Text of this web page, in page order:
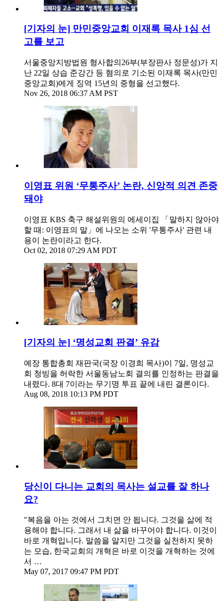
[기자의 눈] 만민중앙교회 이재록 목사 1심 선
고를 보고
서울중앙지방법원 형사합의26부(부장판사 정문성)가 지
난 22일 상습 준강간 등 혐의로 기소된 이재록 목사(만민
중앙교회)에게 징역 15년의 중형을 선고했다.
Nov 26, 2018 06:37 AM PST
이영표 위원 ‘무통주사’ 논란, 신앙적 의견 존중
돼야
이영표 KBS 축구 해설위원의 에세이집 「말하지 않아야
할 때: 이영표의 말」에 나오는 소위 '무통주사' 관련 내
용이 논란이라고 한다.
Oct 02, 2018 07:29 AM PDT
[기자의 눈] ‘명성교회 판결’ 유감
예장 통합총회 재판국(국장 이경희 목사)이 7일, 명성교
회 청빙을 허락한 서울동남노회 결의를 인정하는 판결을
내렸다. 8대 7이라는 무기명 투표 끝에 내린 결론이다.
Aug 08, 2018 10:13 PM PDT
당신이 다니는 교회의 목사는 설교를 잘 하나
요?
"복음을 아는 것에서 그치면 안 됩니다. 그것을 삶에 적
용해야 합니다. 그래서 내 삶을 바꾸어야 합니다. 이것이
바로 개혁입니다. 말씀을 알지만 그것을 실천하지 못하
는 모습, 한국교회의 개혁은 바로 이것을 개혁하는 것에
서 …
May 07, 2017 09:47 PM PDT